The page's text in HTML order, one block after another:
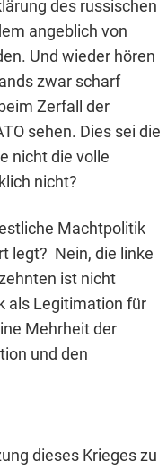
des russischen
angeblich von
Und wieder hören
zwar scharf
Zerfall der
sehen. Dies sei die
nicht die volle
nicht?
Machtpolitik
legt? Nein, die linke
ist nicht
als Legitimation für
Mehrheit der
und den
dieses Krieges zu